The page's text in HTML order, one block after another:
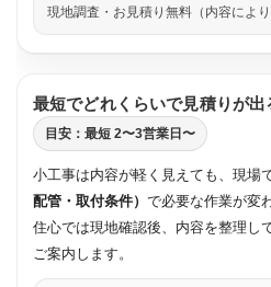
現地調査・お見積り無料（内容により
最短でどれくらいで見積りが出
目安：最短 2〜3営業日〜
小工事は内容が軽く見えても、現場
配管・取付条件） で必要な作業が変
住心では現地確認後、内容を整理し
ご案内します。